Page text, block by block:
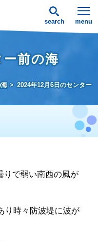
search menu
前の海
2024年12月6日のセンター
りで弱い南西の風が
り時々防波堤に波が